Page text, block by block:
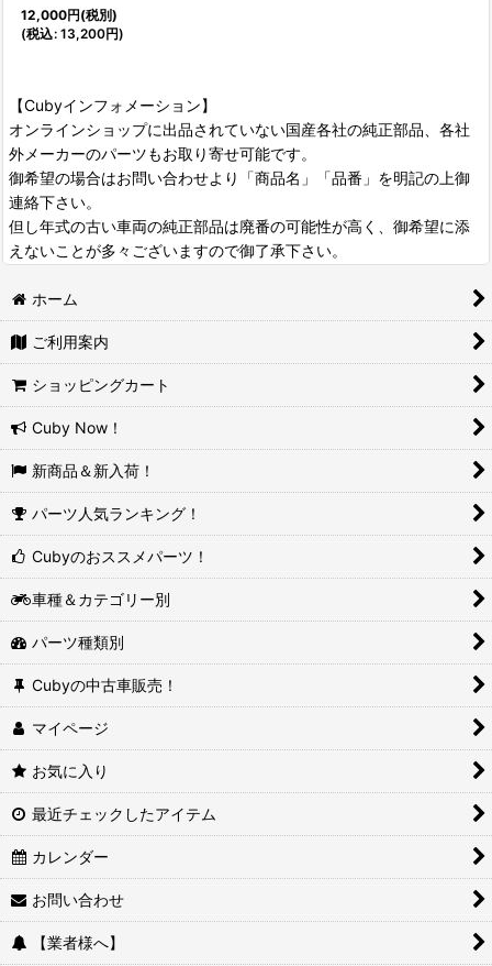
12,000円(税別)
(税込: 13,200円)
【Cubyインフォメーション】
オンラインショップに出品されていない国産各社の純正部品、各社
外メーカーのパーツもお取り寄せ可能です。
御希望の場合はお問い合わせより「商品名」「品番」を明記の上御
連絡下さい。
但し年式の古い車両の純正部品は廃番の可能性が高く、御希望に添
えないことが多々ございますので御了承下さい。
ホーム
ご利用案内
ショッピングカート
Cuby Now！
新商品＆新入荷！
パーツ人気ランキング！
Cubyのおススメパーツ！
車種＆カテゴリー別
パーツ種類別
Cubyの中古車販売！
マイページ
お気に入り
最近チェックしたアイテム
カレンダー
お問い合わせ
【業者様へ】